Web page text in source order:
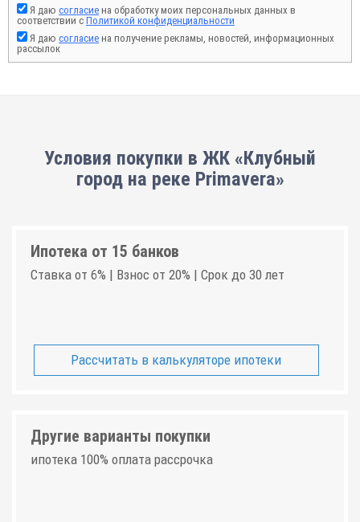
Я даю согласие на обработку моих персональных данных в
соответствии с Политикой конфиденциальности
Я даю согласие на получение рекламы, новостей, информационных
рассылок
Условия покупки в ЖК «Клубный
город на реке Primavera»
Ипотека от 15 банков
Ставка от 6% | Взнос от 20% | Срок до 30 лет
Рассчитать в калькуляторе ипотеки
Другие варианты покупки
ипотека 100% оплата рассрочка